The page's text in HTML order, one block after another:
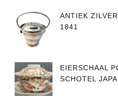
ANTIEK
1841
EIERSCHAAL
SCHOTEL